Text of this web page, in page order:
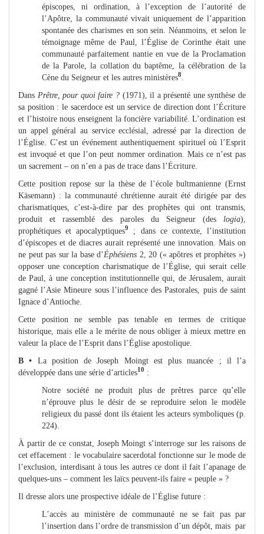
épiscopes, ni ordination, à l’exception de l’autorité de
l’Apôtre, la communauté vivait uniquement de l’apparition
spontanée des charismes en son sein. Néanmoins, et selon le
témoignage même de Paul, l’Église de Corinthe était une
communauté parfaitement nantie en vue de la Proclamation
de la Parole, la collation du baptême, la célébration de la
Cène du Seigneur et les autres ministères8
Dans Prêtre, pour quoi faire ?(1971), il a présenté une synthèse de
sa position : le sacerdoce est un service de direction dont l’Écriture
et l’histoire nous enseignent la foncière variabilité. L’ordination est
un appel général au service ecclésial, adressé par la direction de
l’Église. C’est un événement authentiquement spirituel où l’Esprit
est invoqué et que l’on peut nommer ordination. Mais ce n’est pas
un sacrement – on n’en a pas de trace dans l’Écriture.
Cette position repose sur la thèse de l’école bultmanienne (Ernst
Käsemann) : la communauté chrétienne aurait été dirigée par des
charismatiques, c’est-à-dire par des prophètes qui ont transmis,
produit et rassemblé des paroles du Seigneur (des logia),
prophétiques et apocalyptiques9
; dans ce contexte, l’institution
d’épiscopes et de diacres aurait représenté une innovation. Mais on
ne peut pas sur la base d’Éphésiens 2, 20 (« apôtres et prophètes »)
opposer une conception charismatique de l’Église, qui serait celle
de Paul, à une conception institutionnelle qui, de Jérusalem, aurait
gagné l’Asie Mineure sous l’influence des Pastorales, puis de saint
Ignace d’Antioche.
Cette position ne semble pas tenable en termes de critique
historique, mais elle a le mérite de nous obliger à mieux mettre en
valeur la place de l’Esprit dans l’Église apostolique.
B • La position de Joseph Moingt est plus nuancée ; il l’a
développée dans une série d’articles10 :
Notre société ne produit plus de prêtres parce qu’elle
n’éprouve plus le désir de se reproduire selon le modèle
religieux du passé dont ils étaient les acteurs symboliques (p.
224).
À partir de ce constat, Joseph Moingt s’interroge sur les raisons de
cet effacement : le vocabulaire sacerdotal fonctionne sur le mode de
l’exclusion, interdisant à tous les autres ce dont il fait l’apanage de
quelques-uns – comment les laïcs peuvent-ils faire « peuple » ?
Il dresse alors une prospective idéale de l’Église future :
L’accès au ministère de communauté ne se fait pas par
l’insertion dans l’ordre de transmission d’un dépôt, mais par